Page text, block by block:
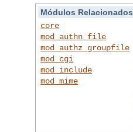
Módulos Relacionados
core
mod_authn_file
mod_authz_groupfile
mod_cgi
mod_include
mod_mime